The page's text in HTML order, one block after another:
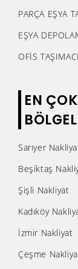
PARÇA EŞYA
EŞYA
OFİS
EN
Sarıyer
Beşiktaş
Şişli Nakliyat
Kadıköy
İzmir Nakliyat
Çeşme